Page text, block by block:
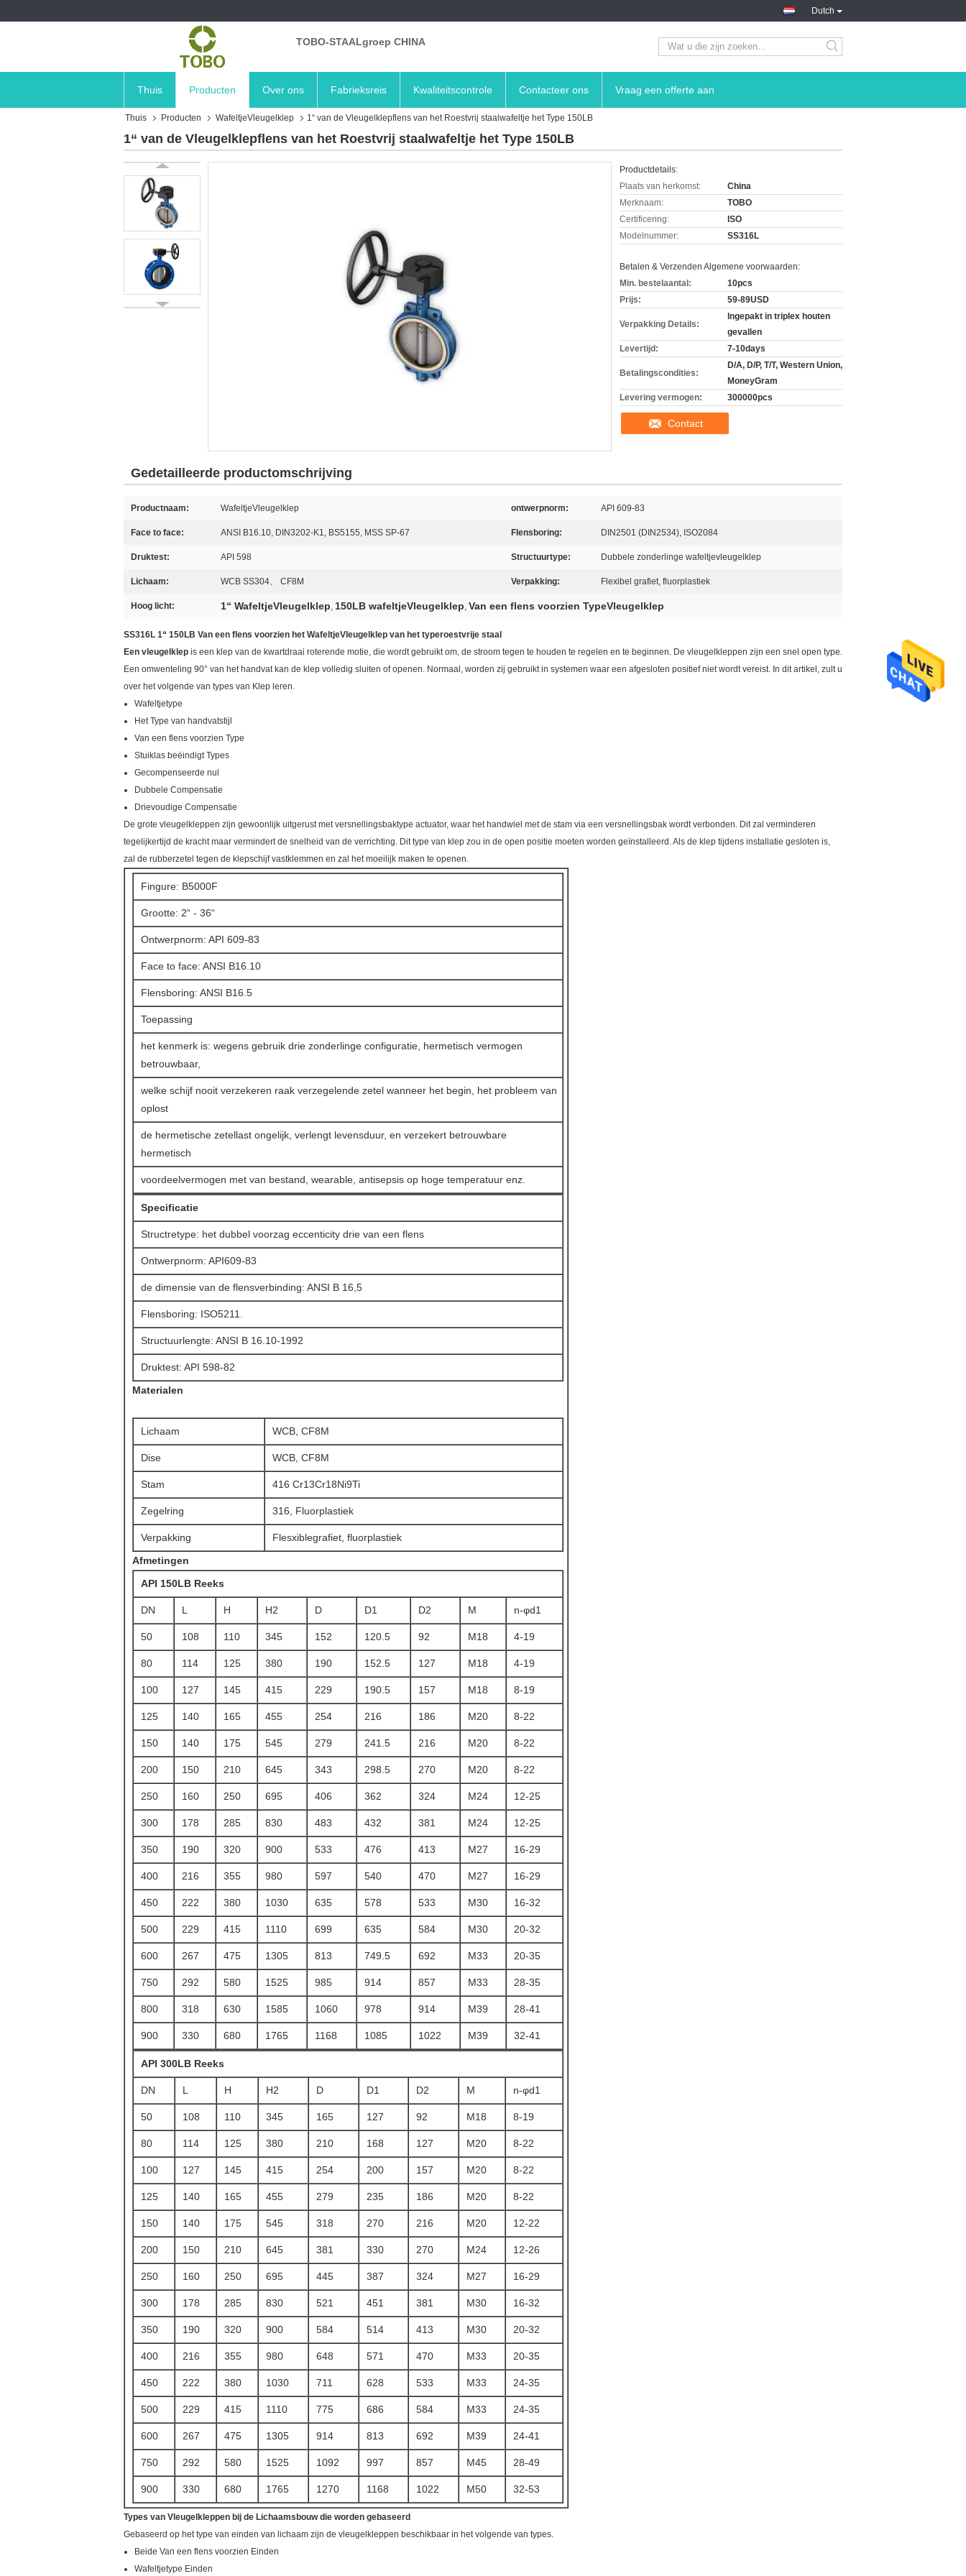
Dutch
TOBO-STAALgroep CHINA
Thuis Producten Over ons Fabrieksreis Kwaliteitscontrole Contacteer ons Vraag een offerte aan
Thuis Producten WafeltjeVleugelklep 1“ van de Vleugelklepflens van het Roestvrij staalwafeltje het Type 150LB
1“ van de Vleugelklepflens van het Roestvrij staalwafeltje het Type 150LB
Productdetails:
Plaats van herkomst:
China
Merknaam:
TOBO
Certificering:
ISO
Modelnummer:
SS316L
Betalen & Verzenden Algemene voorwaarden:
Min. bestelaantal:
10pcs
Prijs:
59-89USD
Verpakking Details:
Ingepakt in triplex houten
gevallen
Levertijd:
7-10days
Betalingscondities:
D/A, D/P, T/T, Western Union,
MoneyGram
Levering vermogen:
300000pcs
Contact
Gedetailleerde productomschrijving
Productnaam: WafeltjeVleugelklep ontwerpnorm: API 609-83
Face to face: ANSI B16.10, DIN3202-K1, BS5155, MSS SP-67 Flensboring: DIN2501 (DIN2534), ISO2084
Druktest: API 598 Structuurtype: Dubbele zonderlinge wafeltjevleugelklep
Lichaam: WCB SS304、 CF8M Verpakking: Flexibel grafiet, fluorplastiek
Hoog licht: 1“ WafeltjeVleugelklep, 150LB wafeltjeVleugelklep, Van een flens voorzien TypeVleugelklep
SS316L 1“ 150LB Van een flens voorzien het WafeltjeVleugelklep van het typeroestvrije staal
Een vleugelklep is een klep van de kwartdraai roterende motie, die wordt gebruikt om, de stroom tegen te houden te regelen en te beginnen. De vleugelkleppen zijn een snel open type.
Een omwenteling 90° van het handvat kan de klep volledig sluiten of openen. Normaal, worden zij gebruikt in systemen waar een afgesloten positief niet wordt vereist. In dit artikel, zult u
over het volgende van types van Klep leren.
Wafeltjetype
Het Type van handvatstijl
Van een flens voorzien Type
Stuiklas beëindigt Types
Gecompenseerde nul
Dubbele Compensatie
Drievoudige Compensatie
De grote vleugelkleppen zijn gewoonlijk uitgerust met versnellingsbaktype actuator, waar het handwiel met de stam via een versnellingsbak wordt verbonden. Dit zal verminderen
tegelijkertijd de kracht maar vermindert de snelheid van de verrichting. Dit type van klep zou in de open positie moeten worden geïnstalleerd. Als de klep tijdens installatie gesloten is,
zal de rubberzetel tegen de klepschijf vastklemmen en zal het moeilijk maken te openen.
Fingure: B5000F
Grootte: 2“ - 36“
Ontwerpnorm: API 609-83
Face to face: ANSI B16.10
Flensboring: ANSI B16.5
Toepassing
het kenmerk is: wegens gebruik drie zonderlinge configuratie, hermetisch vermogen
betrouwbaar,
welke schijf nooit verzekeren raak verzegelende zetel wanneer het begin, het probleem van
oplost
de hermetische zetellast ongelijk, verlengt levensduur, en verzekert betrouwbare
hermetisch
voordeelvermogen met van bestand, wearable, antisepsis op hoge temperatuur enz.
Specificatie
Structretype: het dubbel voorzag eccenticity drie van een flens
Ontwerpnorm: API609-83
de dimensie van de flensverbinding: ANSI B 16,5
Flensboring: ISO5211.
Structuurlengte: ANSI B 16.10-1992
Druktest: API 598-82
Materialen
Lichaam WCB, CF8M
Dise WCB, CF8M
Stam 416 Cr13Cr18Ni9Ti
Zegelring 316, Fluorplastiek
Verpakking
Flesxiblegrafiet, fluorplastiek
Afmetingen
API 150LB Reeks
DN L H H2 D D1 D2 M n-φd1
50 108 110 345 152 120.5 92 M18 4-19
80 114 125 380 190 152.5 127 M18 4-19
100 127 145 415 229 190.5 157 M18 8-19
125 140 165 455 254 216 186 M20 8-22
150 140 175 545 279 241.5 216 M20 8-22
200 150 210 645 343 298.5 270 M20 8-22
250 160 250 695 406 362 324 M24 12-25
300 178 285 830 483 432 381 M24 12-25
350 190 320 900 533 476 413 M27 16-29
400 216 355 980 597 540 470 M27 16-29
450 222 380 1030 635 578 533 M30 16-32
500 229 415 1110 699 635 584 M30 20-32
600 267 475 1305 813 749.5 692 M33 20-35
750 292 580 1525 985 914 857 M33 28-35
800 318 630 1585 1060 978 914 M39 28-41
900 330 680 1765 1168 1085 1022 M39 32-41
API 300LB Reeks
DN L H H2 D D1 D2 M n-φd1
50 108 110 345 165 127 92 M18 8-19
80 114 125 380 210 168 127 M20 8-22
100 127 145 415 254 200 157 M20 8-22
125 140 165 455 279 235 186 M20 8-22
150 140 175 545 318 270 216 M20 12-22
200 150 210 645 381 330 270 M24 12-26
250 160 250 695 445 387 324 M27 16-29
300 178 285 830 521 451 381 M30 16-32
350 190 320 900 584 514 413 M30 20-32
400 216 355 980 648 571 470 M33 20-35
450 222 380 1030 711 628 533 M33 24-35
500 229 415 1110 775 686 584 M33 24-35
600 267 475 1305 914 813 692 M39 24-41
750 292 580 1525 1092 997 857 M45 28-49
900 330 680 1765 1270 1168 1022 M50 32-53
Types van Vleugelkleppen bij de Lichaamsbouw die worden gebaseerd
Gebaseerd op het type van einden van lichaam zijn de vleugelkleppen beschikbaar in het volgende van types.
Beide Van een flens voorzien Einden
Wafeltjetype Einden